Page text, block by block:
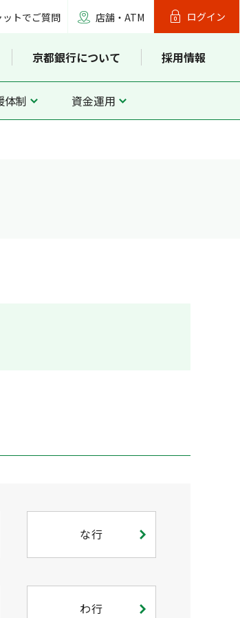
ットでご質問 店舗・ATM ログイン
京都銀行について 採用情報
体制 資金運用
な行
わ行